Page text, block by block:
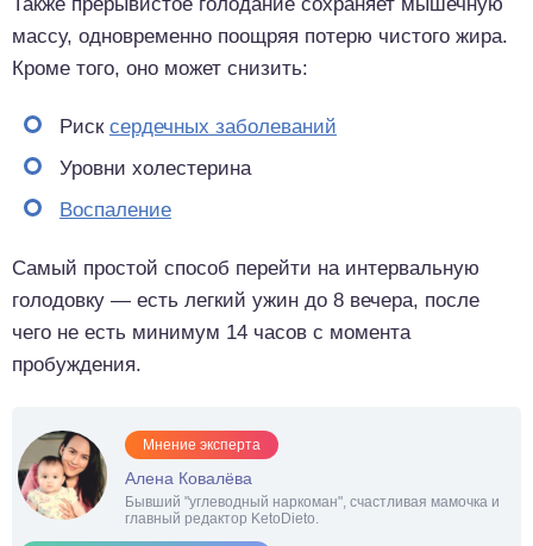
массу, одновременно поощряя потерю чистого жира.
Кроме того, оно может снизить:
Риск сердечных заболеваний
Уровни холестерина
Воспаление
Самый простой способ перейти на интервальную
голодовку — есть легкий ужин до 8 вечера, после
чего не есть минимум 14 часов с момента
пробуждения.
Мнение эксперта
Алена Ковалёва
Бывший "углеводный наркоман", счастливая мамочка и
главный редактор KetoDieto.